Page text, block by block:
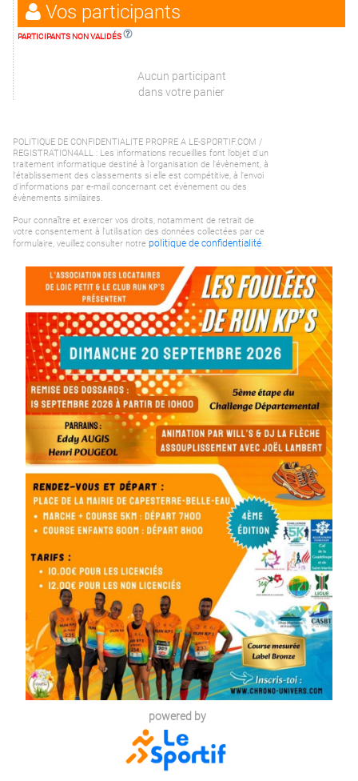
Vos participants
PARTICIPANTS NON VALIDÉS
Aucun participant
dans votre panier
POLITIQUE DE CONFIDENTIALITE PROPRE A LE-SPORTIF.COM /
REGISTRATION4ALL : Les informations recueillies font l’objet d'un
traitement informatique destiné à l'organisation de l'évènement, à
l'établissement des classements si elle est compétitive, à l'envoi
d'informations par e-mail concernant cet évènement ou des
évènements similaires.
Pour connaître et exercer vos droits, notamment de retrait de
votre consentement à l'utilisation des données collectées par ce
formulaire, veuillez consulter notre politique de confidentialité.
powered by